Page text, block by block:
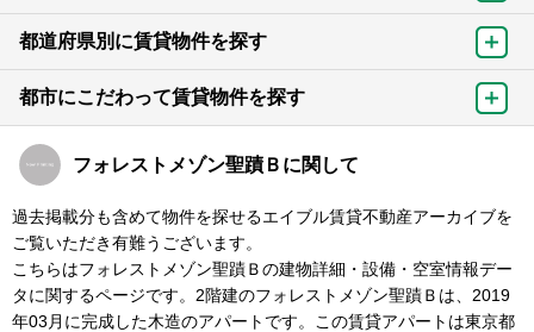
都道府県別に賃貸物件を探す
都市にこだわって賃貸物件を探す
フォレストメゾン聖蹟Ｂに関して
過去掲載分も含めて物件を探せるエイブル賃貸不動産アーカイブを
ご覧いただき有難うございます。
こちらはフォレストメゾン聖蹟Ｂの建物詳細・設備・空室情報デー
タに関するページです。2階建のフォレストメゾン聖蹟Ｂは、2019
年03月に完成した木造のアパートです。この賃貸アパートは東京都